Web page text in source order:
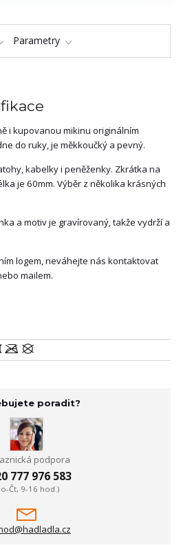
Parametry
i kupovanou mikinu originálním
do ruky, je měkkoučký a pevný.
kabelky i peněženky. Zkrátka na
je 60mm. Výběr z několika krásných
a motiv je gravírovaný, takže vydrží a
logem, neváhejte nás kontaktovat
mailem.
poradit?
podpora
777 976 583
Čt, 9-16 hod.)